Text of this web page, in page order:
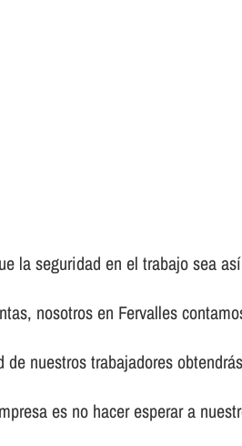
la seguridad en el trabajo sea
nosotros en Fervalles
nuestros trabajadores
es no hacer esperar a